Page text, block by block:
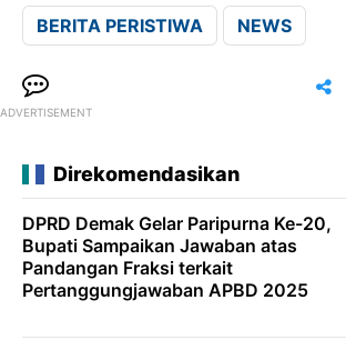
BERITA PERISTIWA NEWS
ADVERTISEMENT
Direkomendasikan
DPRD Demak Gelar Paripurna Ke-20,
Bupati Sampaikan Jawaban atas
Pandangan Fraksi terkait
Pertanggungjawaban APBD 2025